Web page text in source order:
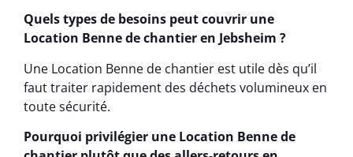
Quels types de besoins peut couvrir une
Location Benne de chantier en Jebsheim ?
Une Location Benne de chantier est utile dès qu’il
faut traiter rapidement des déchets volumineux en
toute sécurité.
Pourquoi privilégier une Location Benne de